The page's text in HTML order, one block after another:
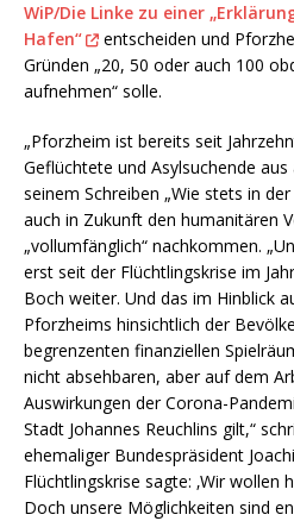
WiP/Die Linke zu einer
Hafen“
entscheiden und
Gründen „20, 50 oder auch 100
aufnehmen“ solle.
„Pforzheim ist bereits seit
Geflüchtete und Asylsuchende
seinem Schreiben „Wie stets in
auch in Zukunft den humanitären
„vollumfänglich“ nachkommen.
erst seit der Flüchtlingskrise im
Boch weiter. Und das im Hinblick
Pforzheims hinsichtlich der
begrenzenten finanziellen
nicht absehbaren, aber auf dem
Auswirkungen der Corona-
Stadt Johannes Reuchlins gilt,“
ehemaliger Bundespräsident
Flüchtlingskrise sagte: ‚Wir wollen
Doch unsere Möglichkeiten sind